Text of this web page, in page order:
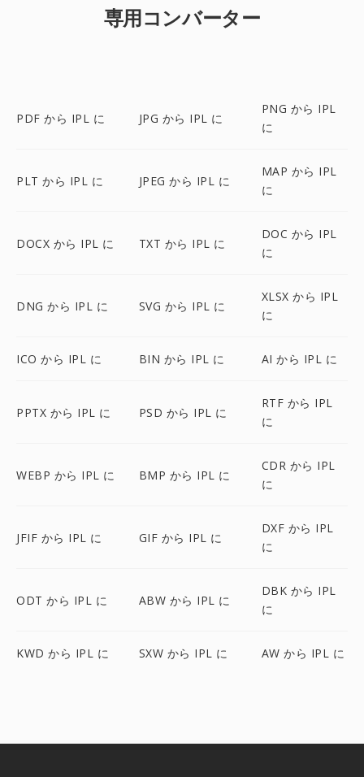
専用コンバーター
PDF から IPL に JPG から IPL に
PNG から IPL
に
PLT から IPL に JPEG から IPL に
MAP から IPL
に
DOCX から IPL に TXT から IPL に
DOC から IPL
に
DNG から IPL に SVG から IPL に
XLSX から IPL
に
ICO から IPL に BIN から IPL に AI から IPL に
PPTX から IPL に PSD から IPL に
RTF から IPL
に
WEBP から IPL に BMP から IPL に
CDR から IPL
に
JFIF から IPL に GIF から IPL に
DXF から IPL
に
ODT から IPL に ABW から IPL に
DBK から IPL
に
KWD から IPL に SXW から IPL に AW から IPL に